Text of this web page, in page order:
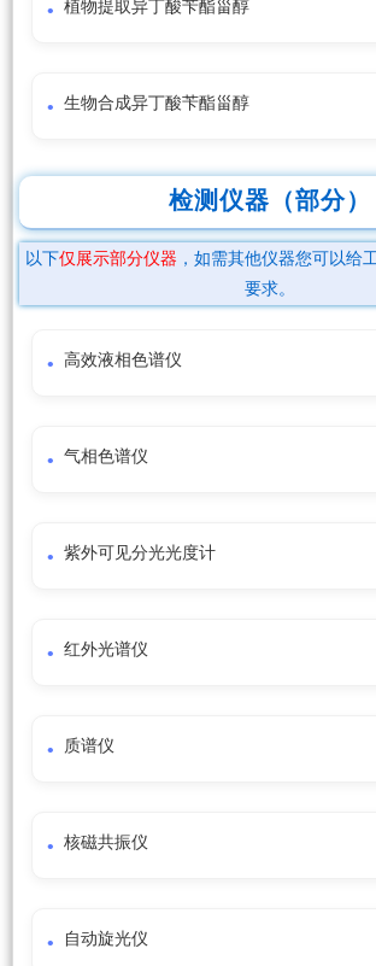
植物提取异丁酸苄酯甾醇
生物合成异丁酸苄酯甾醇
检测仪器（部分）
以下仅展示部分仪器 ，如需其他仪器您可以给
要求。
高效液相色谱仪
气相色谱仪
紫外可见分光光度计
红外光谱仪
质谱仪
核磁共振仪
自动旋光仪